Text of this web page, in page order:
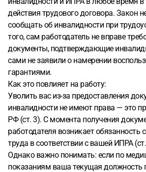
действия трудового договора. Закон
сообщать об инвалидности при
того, сам работодатель не вправе
документы, подтверждающие
сами не заявили о намерении
гарантиями.
Как это повлияет на работу:
Уволить вас из-за предоставления
инвалидности не имеют права — это
РФ (ст. 3). С момента получения
работодателя возникает обязанность
труда в соответствии с вашей ИПРА
Однако важно понимать: если по
показаниям ваша текущая должность